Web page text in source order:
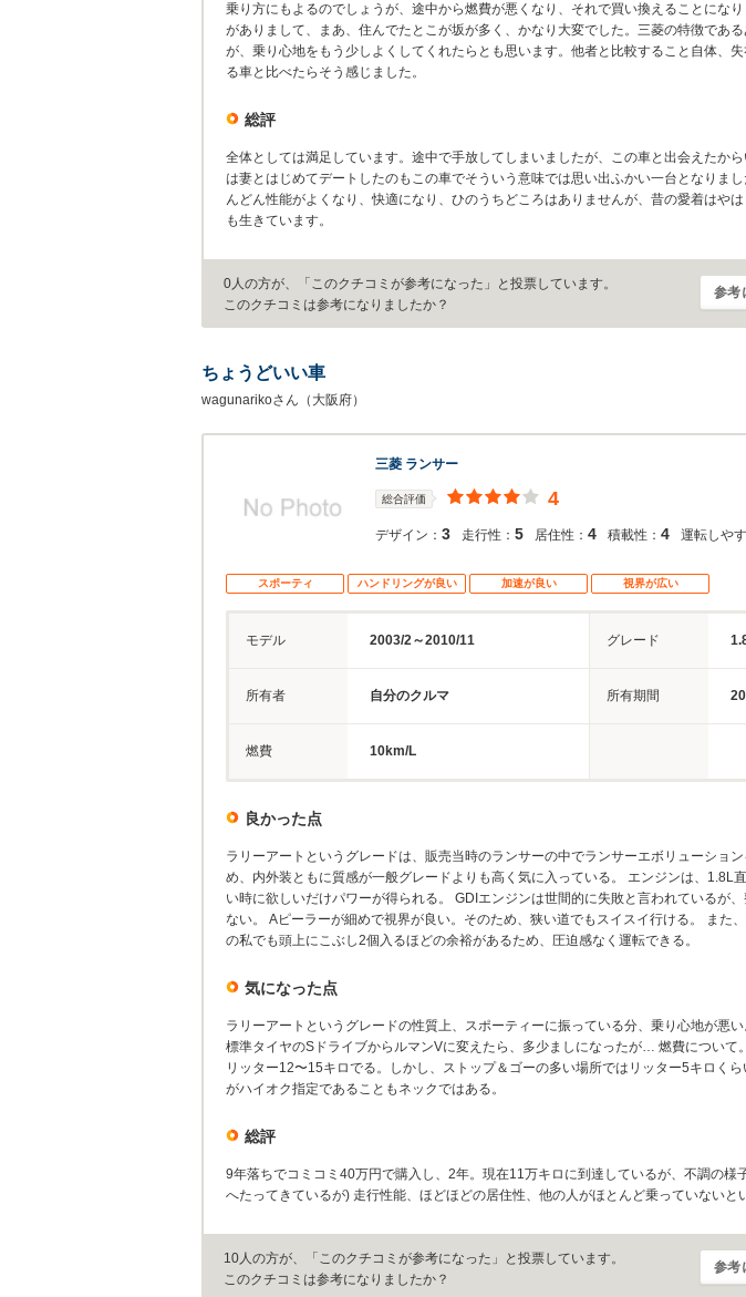
乗り方にもよるのでしょうが、途中から燃費が悪くなり、それで買い換えることにな
がありまして、まあ、住んでたとこが坂が多く、かなり大変でした。三菱の特徴であ
が、乗り心地をもう少しよくしてくれたらとも思います。他者と比較すること自体、
る車と比べたらそう感じました。
総評
全体としては満足しています。途中で手放してしまいましたが、この車と出会えたか
は妻とはじめてデートしたのもこの車でそういう意味では思い出ふかい一台となりま
んどん性能がよくなり、快適になり、ひのうちどころはありませんが、昔の愛着はや
も生きています。
0人の方が、「このクチコミが参考になった」と投票しています。
このクチコミは参考になりましたか？
参考
ちょうどいい車
wagunarikoさん（大阪府）
三菱 ランサー
総合評価 4
デザイン： 3 走行性： 5 居住性： 4 積載性： 4 運転しやす
スポーティ ハンドリングが良い 加速が良い 視界が広い
モデル 2003/2～2010/11 グレード
所有者 自分のクルマ 所有期間
燃費 10km/L
良かった点
ラリーアートというグレードは、販売当時のランサーの中でランサーエボリューショ
め、内外装ともに質感が一般グレードよりも高く気に入っている。 エンジンは、1.8L
い時に欲しいだけパワーが得られる。 GDIエンジンは世間的に失敗と言われているが
ない。 Aピーラーが細めで視界が良い。そのため、狭い道でもスイスイ行ける。 また
の私でも頭上にこぶし2個入るほどの余裕があるため、圧迫感なく運転できる。
気になった点
ラリーアートというグレードの性質上、スポーティーに振っている分、乗り心地が悪い
標準タイヤのSドライブからルマンVに変えたら、多少ましになったが… 燃費について
リッター12〜15キロでる。しかし、ストップ＆ゴーの多い場所ではリッター5キロく
がハイオク指定であることもネックではある。
総評
9年落ちでコミコミ40万円で購入し、2年。現在11万キロに到達しているが、不調の様
へたってきているが) 走行性能、ほどほどの居住性、他の人がほとんど乗っていないと
10人の方が、「このクチコミが参考になった」と投票しています。
このクチコミは参考になりましたか？
参考